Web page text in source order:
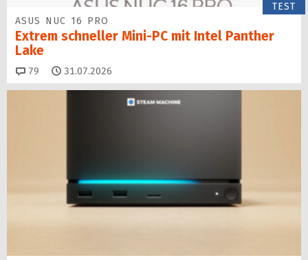
TEST
ASUS NUC 16 PRO
Extrem schneller Mini-PC mit Intel Panther
Lake
79 Kommentare
31.07.2026